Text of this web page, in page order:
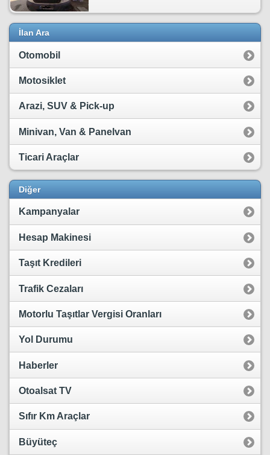
İlan Ara
Otomobil
Motosiklet
Arazi, SUV & Pick-up
Minivan, Van & Panelvan
Ticari Araçlar
Diğer
Kampanyalar
Hesap Makinesi
Taşıt Kredileri
Trafik Cezaları
Motorlu Taşıtlar Vergisi Oranları
Yol Durumu
Haberler
Otoalsat TV
Sıfır Km Araçlar
Büyüteç